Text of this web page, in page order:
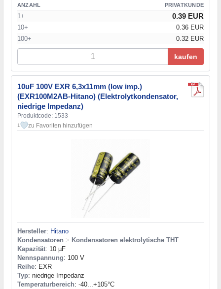
ANZAHL PRIVATKUNDE
1+ 0.39 EUR
10+
0.36 EUR
100+
0.32 EUR
kaufen
10uF 100V EXR 6,3x11mm (low imp.)
(EXR100M2AB-Hitano) (Elektrolytkondensator,
niedrige Impedanz)
Produktcode: 1533
1 zu Favoriten hinzufügen
Hersteller: Hitano
Kondensatoren > Kondensatoren elektrolytische THT
Kapazität: 10 µF
Nennspannung: 100 V
Reihe: EXR
Typ: niedrige Impedanz
Temperaturbereich: -40...+105°C